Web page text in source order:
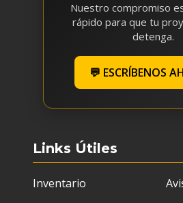
Nuestro compromiso
rápido para que tu
detenga.
💬 ESCRÍBENOS
Links Útiles
Inventario